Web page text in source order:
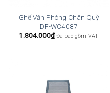
Ghế Văn Phòng Chân Quỳ
DF-WC4087
1.804.000₫ Đã bao gồm VAT